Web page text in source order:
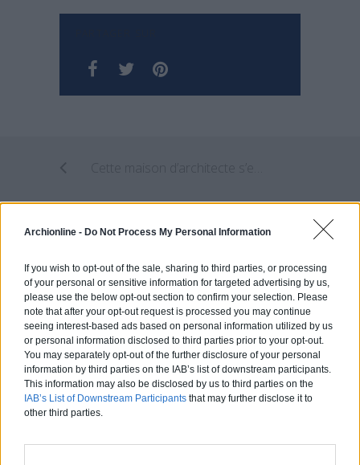
Archionline - Do Not Process My Personal Information
If you wish to opt-out of the sale, sharing to third parties, or processing
of your personal or sensitive information for targeted advertising by us,
please use the below opt-out section to confirm your selection. Please
note that after your opt-out request is processed you may continue
seeing interest-based ads based on personal information utilized by us
or personal information disclosed to third parties prior to your opt-out.
You may separately opt-out of the further disclosure of your personal
information by third parties on the IAB’s list of downstream participants.
This information may also be disclosed by us to third parties on the
IAB’s List of Downstream Participants that may further disclose it to
other third parties.
Zoom sur le plus cher appartement new-yorkais à 120 millions $
Estimez gratuitement
votre projet